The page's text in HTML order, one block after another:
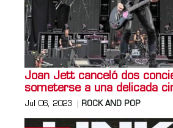
Joan Jett canceló dos
someterse a una delicada
Jul 06, 2023 ROCK AND POP